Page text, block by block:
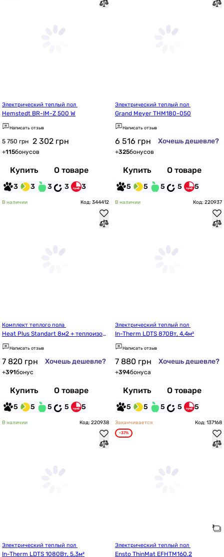
Hemstedt BR-IM-Z 500 W
Написать отзыв
5 750 грн 2 302 грн
+115бонусов
Купить О товаре
3 3 3 3 3
Grand Meyer THM180-050
Написать отзыв
6 516 грн Хочешь дешевле?
+325бонусов
Купить О товаре
5 5 5 5 5
В наличии Код: 344412
Heat Plus Standart 8м2 + теплоизол
ирующая подложка 8м2 (E-pex, 4м
Написать отзыв
7 820 грн Хочешь дешевле?
+391бонус
Купить О товаре
5 5 5 5 5
В наличии Код: 220937
In-Therm LDTS 870Вт, 4,4м²
Написать отзыв
7 880 грн Хочешь дешевле?
+394бонуса
Купить О товаре
5 5 5 5 5
В наличии Код: 220938
In-Therm LDTS 1080Вт, 5,3м²
Заканчивается Код: 137168
-37%
Ensto ThinMat EFHTM160.2